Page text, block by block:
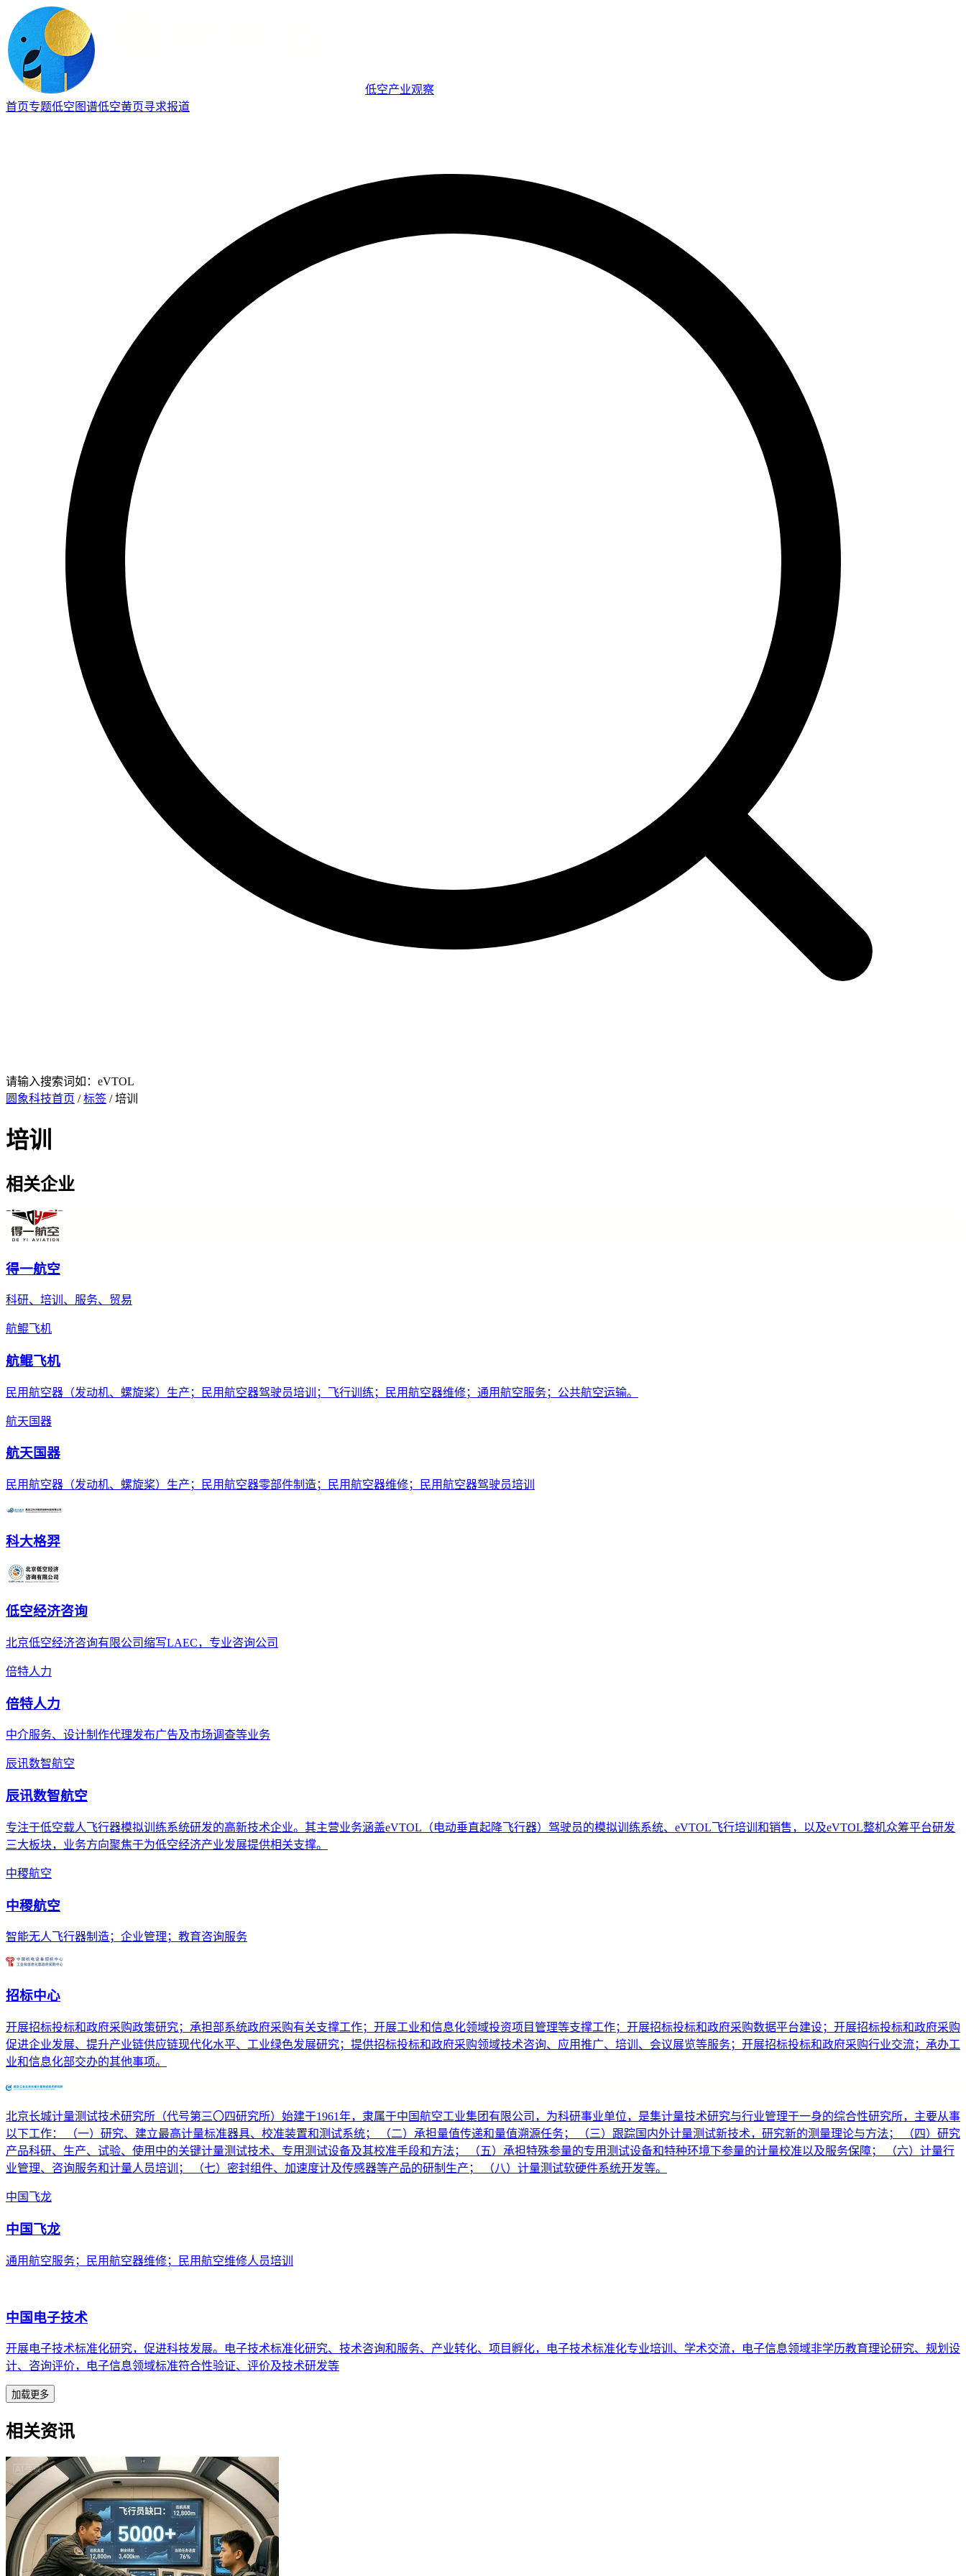
低空产业观察
首页专题低空图谱低空黄页寻求报道
请输入搜索词如：eVTOL
圆象科技首页 /标签 / 培训
培训
相关企业
得一航空
科研、培训、服务、贸易
航鲲飞机
航鲲飞机
民用航空器（发动机、螺旋桨）生产；民用航空器驾驶员培训；飞行训练；民用航空器维修；通用航空服务；公共航空运输。
航天国器
航天国器
民用航空器（发动机、螺旋桨）生产；民用航空器零部件制造；民用航空器维修；民用航空器驾驶员培训
科大格羿
低空经济咨询
北京低空经济咨询有限公司缩写LAEC，专业咨询公司
倍特人力
倍特人力
中介服务、设计制作代理发布广告及市场调查等业务
辰讯数智航空
辰讯数智航空
专注于低空载人飞行器模拟训练系统研发的高新技术企业。其主营业务涵盖eVTOL（电动垂直起降飞行器）驾驶员的模拟训练系统、eVTOL飞行培训和销售，以及eVTOL整机众筹平台研发
三大板块，业务方向聚焦于为低空经济产业发展提供相关支撑。
中稷航空
中稷航空
智能无人飞行器制造；企业管理；教育咨询服务
招标中心
开展招标投标和政府采购政策研究；承担部系统政府采购有关支撑工作；开展工业和信息化领域投资项目管理等支撑工作；开展招标投标和政府采购数据平台建设；开展招标投标和政府采购
促进企业发展、提升产业链供应链现代化水平、工业绿色发展研究；提供招标投标和政府采购领域技术咨询、应用推广、培训、会议展览等服务；开展招标投标和政府采购行业交流；承办工
业和信息化部交办的其他事项。
北京长城计量测试技术研究所（代号第三〇四研究所）始建于1961年，隶属于中国航空工业集团有限公司，为科研事业单位，是集计量技术研究与行业管理于一身的综合性研究所，主要从事
以下工作： （一）研究、建立最高计量标准器具、校准装置和测试系统； （二）承担量值传递和量值溯源任务； （三）跟踪国内外计量测试新技术，研究新的测量理论与方法； （四）研究
产品科研、生产、试验、使用中的关键计量测试技术、专用测试设备及其校准手段和方法； （五）承担特殊参量的专用测试设备和特种环境下参量的计量校准以及服务保障； （六）计量行
业管理、咨询服务和计量人员培训； （七）密封组件、加速度计及传感器等产品的研制生产； （八）计量测试软硬件系统开发等。
中国飞龙
中国飞龙
通用航空服务；民用航空器维修；民用航空维修人员培训
中国电子技术
开展电子技术标准化研究，促进科技发展。电子技术标准化研究、技术咨询和服务、产业转化、项目孵化，电子技术标准化专业培训、学术交流，电子信息领域非学历教育理论研究、规划设
计、咨询评价，电子信息领域标准符合性验证、评价及技术研发等
加载更多
相关资讯